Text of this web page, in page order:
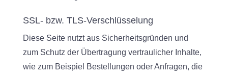
SSL- bzw. TLS-Verschlüsselung
Diese Seite nutzt aus Sicherheitsgründen und
zum Schutz der Übertragung vertraulicher Inhalte,
wie zum Beispiel Bestellungen oder Anfragen, die